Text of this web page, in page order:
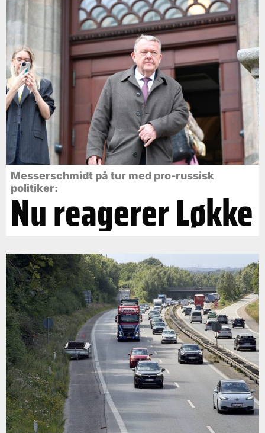
Messerschmidt på tur med pro-russisk
politiker:
Nu reagerer Løkke